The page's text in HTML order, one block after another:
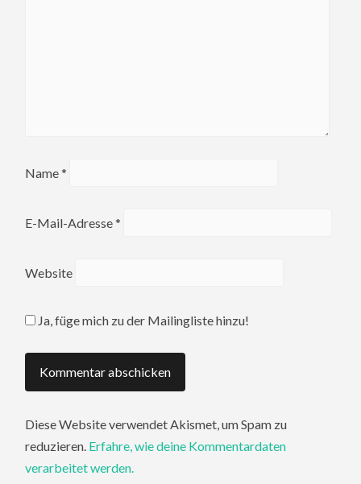
Name*
E-Mail-Adresse*
Website
Ja, füge mich zu der Mailingliste hinzu!
Diese Website verwendet Akismet, um Spam zu
reduzieren. Erfahre, wie deine Kommentardaten
verarbeitet werden.